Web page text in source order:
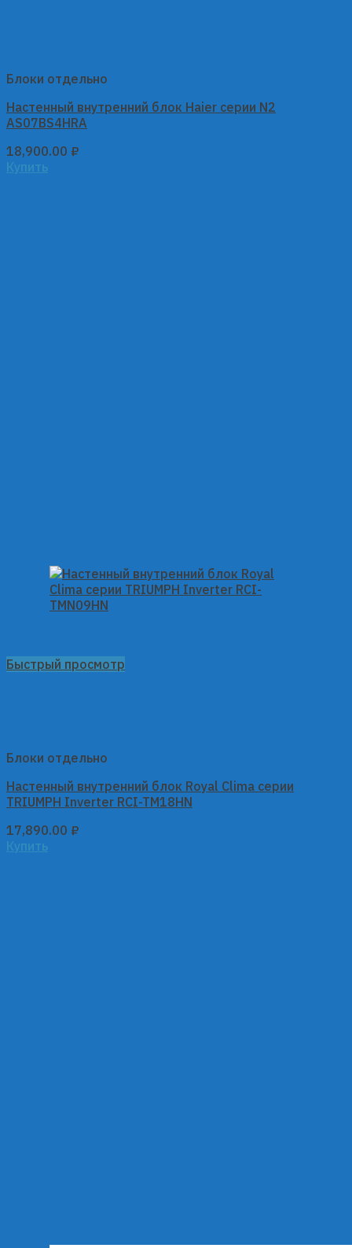
Блоки отдельно
Настенный внутренний блок Haier серии N2
AS07BS4HRA
18,900.00 ₽
Купить
Быстрый просмотр
Блоки отдельно
Настенный внутренний блок Royal Clima серии
TRIUMPH Inverter RCI-TM18HN
17,890.00 ₽
Купить